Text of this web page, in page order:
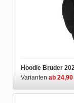
Hoodie Bruder
Varianten ab 24,90